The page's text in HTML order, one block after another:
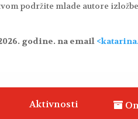
podržite mlade autore
godine. na email
Aktivnosti